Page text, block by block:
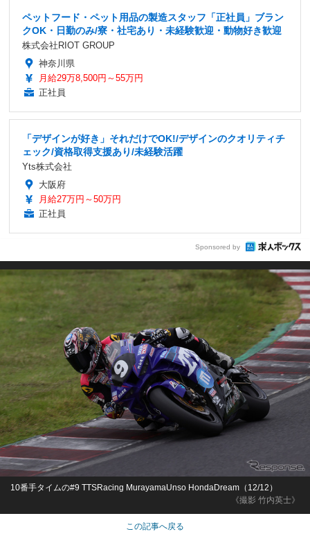
ペットフード・ペット用品の製造スタッフ「正社員」ブラン
クOK・日勤のみ/寮・社宅あり・未経験歓迎・動物好き歓迎
株式会社RIOT GROUP
神奈川県
月給29万8,500円～55万円
正社員
「デザインが好き」それだけでOK!/デザインのクオリティチ
ェック/資格取得支援あり/未経験活躍
Yts株式会社
大阪府
月給27万円～50万円
正社員
Sponsored by
《撮影 竹内英士》
10番手タイムの#9 TTSRacing MurayamaUnso HondaDream（12/12）
この記事へ戻る